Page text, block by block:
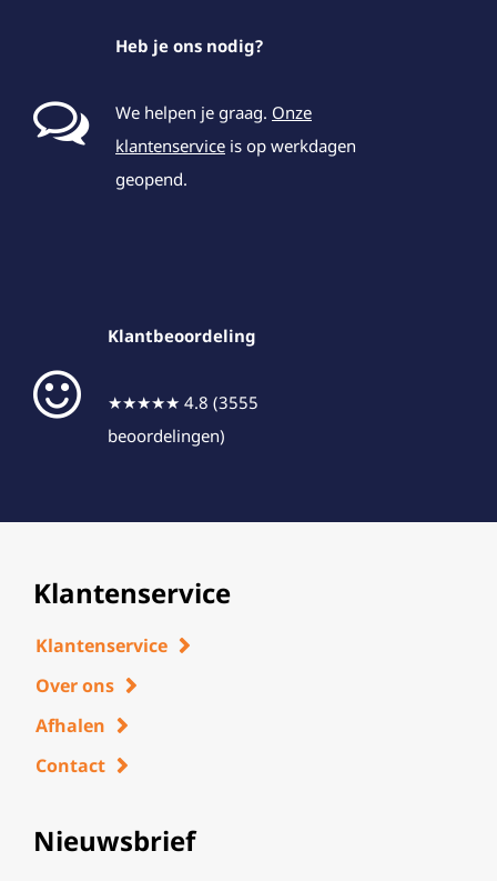
Heb je ons nodig?
We helpen je graag. Onze
klantenservice is op werkdagen
geopend.
Klantbeoordeling
★★★★★ 4.8 (3555
beoordelingen)
Klantenservice
Klantenservice
Over ons
Afhalen
Contact
Nieuwsbrief